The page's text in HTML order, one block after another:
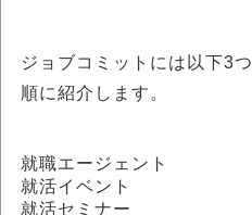
ジョブコミットには以下3
順に紹介します。
就職エージェント
就活イベント
就活セミナー